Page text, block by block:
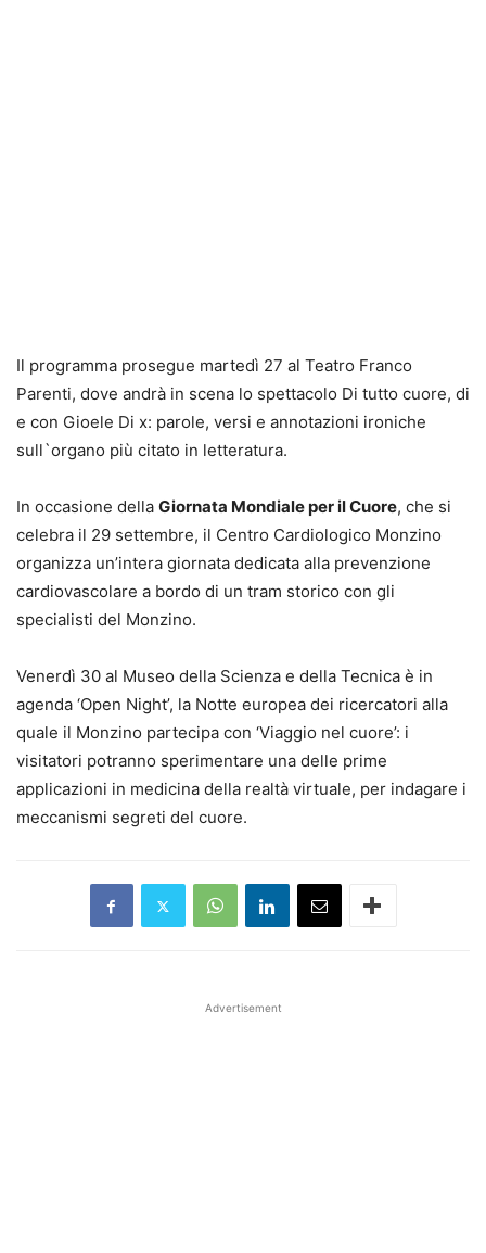
Il programma prosegue martedì 27 al Teatro Franco
Parenti, dove andrà in scena lo spettacolo Di tutto cuore, di
e con Gioele Di x: parole, versi e annotazioni ironiche
sull`organo più citato in letteratura.
In occasione della Giornata Mondiale per il Cuore, che si
celebra il 29 settembre, il Centro Cardiologico Monzino
organizza un’intera giornata dedicata alla prevenzione
cardiovascolare a bordo di un tram storico con gli
specialisti del Monzino.
Venerdì 30 al Museo della Scienza e della Tecnica è in
agenda ‘Open Night’, la Notte europea dei ricercatori alla
quale il Monzino partecipa con ‘Viaggio nel cuore’: i
visitatori potranno sperimentare una delle prime
applicazioni in medicina della realtà virtuale, per indagare i
meccanismi segreti del cuore.
Advertisement